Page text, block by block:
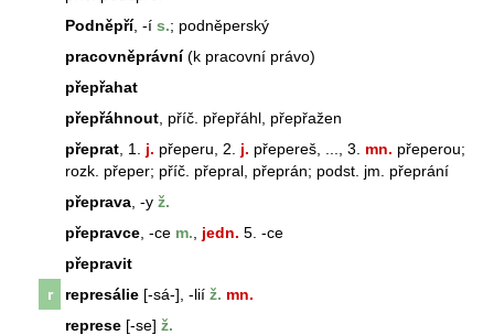
Podněpří, -í s.; podněperský
pracovněprávní(k pracovní právo)
přepřahat
přepřáhnout , příč. přepřáhl, přepřažen
přeprat , 1. j. přeperu, 2. j. přepereš, ..., 3. mn. přeperou;
rozk. přeper; příč. přepral, přeprán; podst. jm. přeprání
přeprava , -y ž.
přepravce , -ce m. jedn. 5. -ce
přepravit
r
represálie [-sá-], -lií ž. mn.
represe [-se] ž.